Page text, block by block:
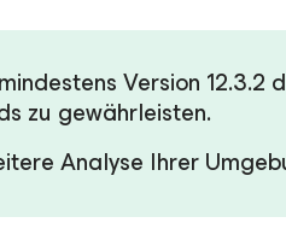
Version
zu gewährleisten.
Analyse Ihrer